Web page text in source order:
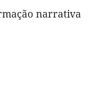
narrativa